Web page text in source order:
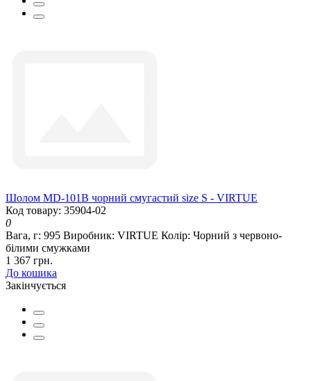
Шолом MD-101B чорний смугастий size S - VIRTUE
Код товару: 35904-02
0
Вага, г: 995 Виробник: VIRTUE Колір: Чорний з червоно-
білими смужками
1 367 грн.
До кошика
Закінчується